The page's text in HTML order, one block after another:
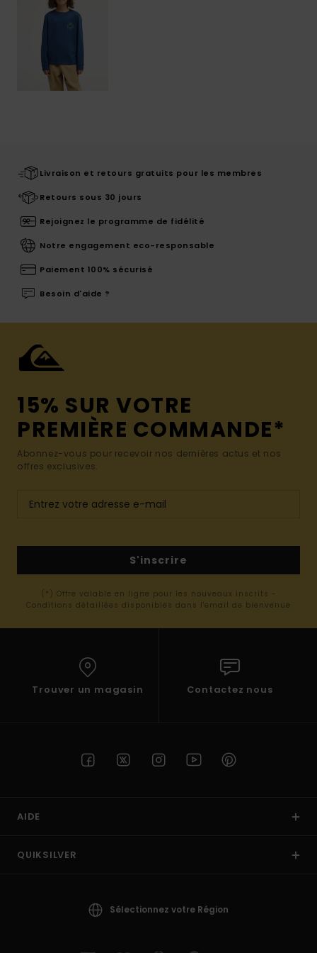
Livraison et retours gratuits pour les membres
Retours sous 30 jours
Rejoignez le programme de fidélité
Notre engagement eco-responsable
Paiement 100% sécurisé
Besoin d'aide ?
15% SUR VOTRE
PREMIÈRE COMMANDE*
Abonnez-vous pour recevoir nos dernières actus et nos
offres exclusives.
S'inscrire
(*) Offre valable en ligne pour les nouveaux inscrits -
Conditions détaillées disponibles dans l'email de bienvenue
Trouver un magasin Contactez nous
AIDE
QUIKSILVER
Sélectionnez votre Région